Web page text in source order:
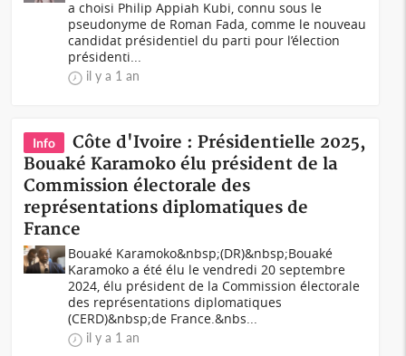
a choisi Philip Appiah Kubi, connu sous le
pseudonyme de Roman Fada, comme le nouveau
candidat présidentiel du parti pour l’élection
présidenti...
il y a 1 an
Info
Côte d'Ivoire : Présidentielle 2025,
Bouaké Karamoko élu président de la
Commission électorale des
représentations diplomatiques de
France
Bouaké Karamoko&nbsp;(DR)&nbsp;Bouaké
Karamoko a été élu le vendredi 20 septembre
2024, élu président de la Commission électorale
des représentations diplomatiques
(CERD)&nbsp;de France.&nbs...
il y a 1 an